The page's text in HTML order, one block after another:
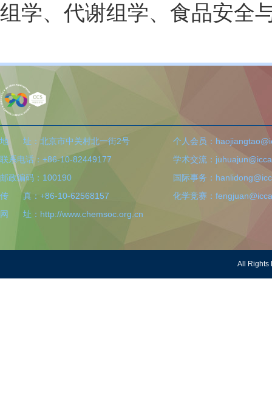
组学、代谢组学、食品安全
地 址：北京市中关村北一街2号
联系电话：+86-10-82449177
邮政编码：100190
传 真：+86-10-62568157
网 址：http://www.chemsoc.org.cn
个人会员：
学术交流：
国际事务：
化学竞赛：
All Rights